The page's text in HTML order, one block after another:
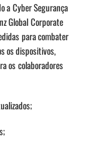
a Cyber Segurança
Global Corporate
para combater
os dispositivos,
os colaboradores